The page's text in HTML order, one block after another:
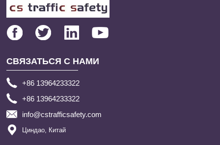
СВЯЗАТЬСЯ С НАМИ
+86 13964233322
+86 13964233322
info@cstrafficsafety.com
Циндао, Китай